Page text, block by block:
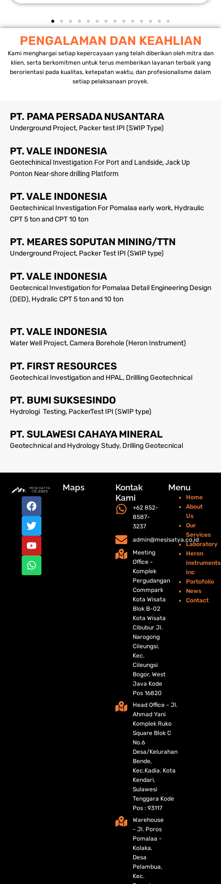
PENGALAMAN DAN KEAHLIAN
Kami menghargai setiap kepercayaan yang telah diberikan oleh mitra dan
klien, serta berkomitmen untuk terus memberikan layanan terbaik yang
berorientasi pada kualitas, ketepatan waktu, dan profesionalisme dalam
setiap pelaksanaan proyek.
PT. PAMA PERSADA NUSANTARA
Underground Project, Packer test IPI (SWIP Type)
PT. VALE INDONESIA
Geotechinical Investigation For Port and Landside, Jack Up
Ponton Near-shore drilling Platform
PT. VALE INDONESIA
Geotechinical Investigation For Pomalaa early work, Hydraulic
CPT 5 ton and CPT 10 ton
PT. MEARES SOPUTAN MINING/TTN
Underground Project, Packer Test IPI (SWIP type)
PT. VALE INDONESIA
Geotecnical Investigation for Pomalaa Detail Engineering Design
(DED), Hydralic CPT 5 ton and 10 ton
PT. VALE INDONESIA
Water Well Project, Camera Borehole (Heron Instrument)
PT. FIRST RESOURCES
Geotechical Investigation and HPAL, Drillling Geotechnical
PT. BUMI SUKSESINDO
Hydrologi Testing, PackerTest IPI (SWIP type)
PT. SULAWESI CAHAYA MINERAL
Geotechnical and Hydrology Study, Drilling Geotecnical
F
a
c
e
b
o
o
k
T
w
i
t
t
e
r
Y
o
u
t
u
b
e
W
h
a
t
s
a
p
p
Maps
Kontak
Kami
+62 852-
8587-
3237
admin@mesisatya.co.id
Meeting
Office -
Komplek
Pergudangan
Commpark
Kota Wisata
Blok B-02
Kota Wisata
Cibubur Jl.
Narogong
Cileungsi,
Kec.
Cileungsi
Bogor, West
Java Kode
Pos 16820
Head Office - Jl.
Ahmad Yani
Komplek Ruko
Square Blok C
No.6
Desa/Kelurahan
Bende,
Kec.Kadia. Kota
Kendari,
Sulawesi
Tenggara Kode
Pos : 93117
Warehouse
- Jl. Poros
Pomalaa -
Kolaka,
Desa
Pelambua,
Kec.
Menu
Home
About
Us
Our
Services
Laboratory
Heron
Inc
Portofolio
News
Contact